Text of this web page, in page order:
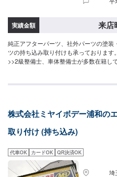
実績金額 来店
純正アフターパーツ、社外パーツの塗
ツの持ち込み取り付けも承っておりま
>>2級整備士、車体整備士が多数在籍し
株式会社ミヤイボデー浦和の
取り付け (持ち込み)
代車OK カードOK QR決済OK
埼